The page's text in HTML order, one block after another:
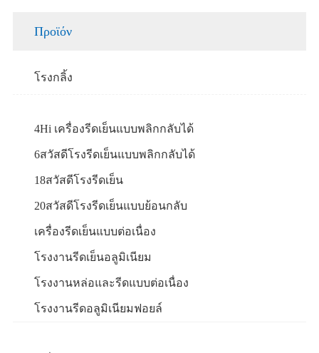
Προϊόν
โรงกลิ้ง
4Hi เครื่องรีดเย็นแบบพลิกกลับได้
6สวัสดีโรงรีดเย็นแบบพลิกกลับได้
18สวัสดีโรงรีดเย็น
20สวัสดีโรงรีดเย็นแบบย้อนกลับ
เครื่องรีดเย็นแบบต่อเนื่อง
โรงงานรีดเย็นอลูมิเนียม
โรงงานหล่อและรีดแบบต่อเนื่อง
โรงงานรีดอลูมิเนียมฟอยล์